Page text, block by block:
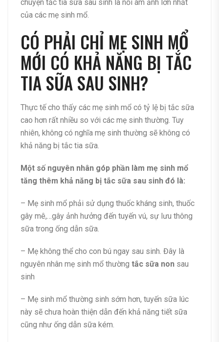
chuyện tắc tia sữa sau sinh là nỗi ám ảnh lớn nhất
của các mẹ sinh mổ.
CÓ PHẢI CHỈ MẸ SINH MỔ
MỚI CÓ KHẢ NĂNG BỊ TẮC
TIA SỮA SAU SINH?
Thực tế cho thấy các mẹ sinh mổ có tỷ lệ bị tắc sữa
cao hơn rất nhiều so với các mẹ sinh thường. Tuy
nhiên, không có nghĩa mẹ sinh thường sẽ không có
khả năng bị tắc tia sữa.
Một số nguyên nhân góp phần làm mẹ sinh mổ
tăng thêm khả năng bị tắc sữa sau sinh đó là:
– Mẹ sinh mổ phải sử dụng thuốc kháng sinh, thuốc
gây mê,…gây ảnh hưởng đến tuyến vú, sự lưu thông
sữa trong ống dẫn sữa.
– Mẹ không thể cho con bú ngay sau sinh. Đây là
nguyên nhân mẹ sinh mổ thường tắc sữa non sau
sinh
– Mẹ sinh mổ thường sinh sớm hơn, tuyến sữa lúc
này sẽ chưa hoàn thiện dẫn đến khả năng tiết sữa
cũng như ống dẫn sữa kém.